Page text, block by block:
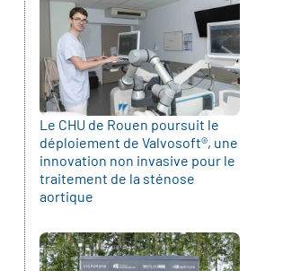
Le CHU de Rouen poursuit le
déploiement de Valvosoft®, une
innovation non invasive pour le
traitement de la sténose
aortique